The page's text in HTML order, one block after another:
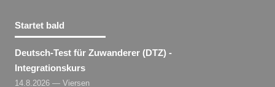
Startet bald
Deutsch-Test für Zuwanderer (DTZ) -
Integrationskurs
14.8.2026 — Viersen